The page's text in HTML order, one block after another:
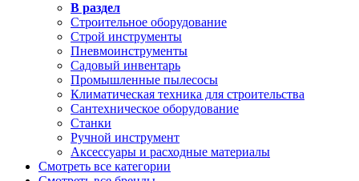
В раздел
Строительное оборудование
Строй инструменты
Пневмоинструменты
Садовый инвентарь
Промышленные пылесосы
Климатическая техника для строительства
Сантехническое оборудование
Станки
Ручной инструмент
Аксессуары и расходные материалы
Смотреть все категории